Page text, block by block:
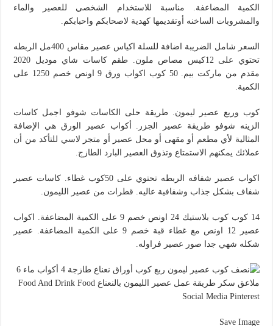
الكمية المضاعفة. مناسبة للاستخدام الشخصي للعصير والماء
والمشروبات الساخنه أوتقديمها كهدية لاصحابكم واحبابكم.
السعر شامل الضريبة اضافة للسلة اكياس عصير مقاس 400مل الربطه
تحتوي على 12كيس مصاص ملون. طقم كاسات شاي موديل 2020
مقدم من ماركت بيم. 50 كوب اكواب ورق 9 اونص خصم 1250 على
الكمية.
كوب وربع عصير ليمون. طريقة حلى الكاسات شوفو اجمل كاسات
الزينه شوفو طريقة عصير الجزر. أكواب عصير الورق هي الإضافة
المثالية لأي مطعم أو مقهى أو محل عصير أو متجر لاسي للتأكد من أن
عملائك يمكنهم الاستمتاع وتذوق العصير البارد الطازج.
اكواب عصير شفافه الربطه تحتوي على 50كوب غطاء. كاسات عصير
شفاف بشكل جذاب وشفافية عاليه. قطرات من عصير الليمون.
14 كوب كوب بلاستيك 24 اونص خصم 9 على الكمية المضاعفة. اكواب
عصير 12 اونص مع غطاء قبة خصم 9 على الكمية المضاعفة. عصير
شكله شهي جدا صور عصير فراوله.
Save Image